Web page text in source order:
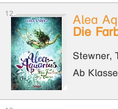
Alea
Die
Stewner,
Ab